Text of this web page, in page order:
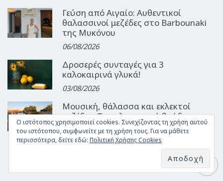
Γεύση από Αιγαίο: Αυθεντικοί
θαλασσινοί μεζέδες στο Barbounaki
της Μυκόνου
06/08/2026
Δροσερές συνταγές για 3
καλοκαιρινά γλυκά!
03/08/2026
Μουσική, θάλασσα και εκλεκτοί
μεζέδες: Τα καλοκαιρινά βράδια στο
Ouzeri του GRL
30/07/2026
Ο ιστότοπος χρησιμοποιεί cookies. Συνεχίζοντας τη χρήση αυτού
του ιστότοπου, συμφωνείτε με τη χρήση τους. Για να μάθετε
περισσότερα, δείτε εδώ: Πολιτική Χρήσης Cookies